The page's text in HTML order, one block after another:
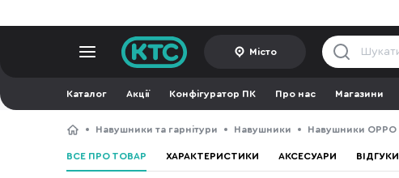
Місто
Каталог Акції Конфігуратор ПК Про нас Магазини
Навушники та гарнітури Навушники Навушники OPPO
ВСЕ ПРО ТОВАР ХАРАКТЕРИСТИКИ АКСЕСУАРИ ВІДГУКИ